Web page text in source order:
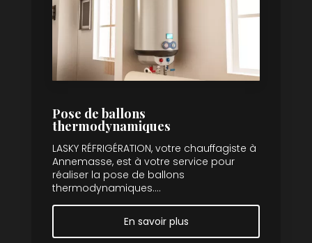
Pose de ballons
thermodynamiques
LASKY RÉFRIGÉRATION, votre chauffagiste à
Annemasse, est à votre service pour
réaliser la pose de ballons
thermodynamiques....
En savoir plus